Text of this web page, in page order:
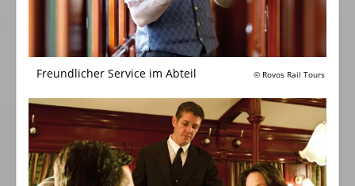
© Rovos Rail Tours
Freundlicher Service im Abteil